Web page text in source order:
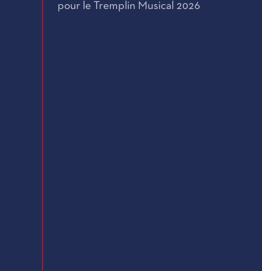
pour le Tremplin Musical 2026